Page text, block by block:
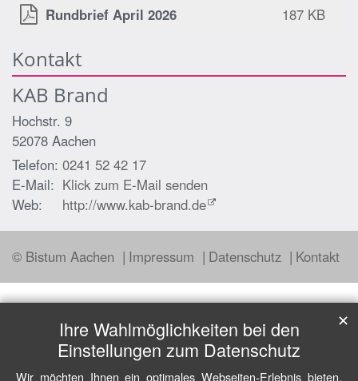
Rundbrief April 2026
187 KB
Kontakt
KAB Brand
Hochstr. 9
52078 Aachen
Telefon: 0241 52 42 17
E-Mail: Klick zum E-Mail senden
Web:
http://www.kab-brand.de
© Bistum Aachen Impressum Datenschutz Kontakt
Ihre Wahlmöglichkeiten bei den
Einstellungen zum Datenschutz
Wir möchten Ihnen ein optimales Webseiten-Erlebnis bieten.
✕